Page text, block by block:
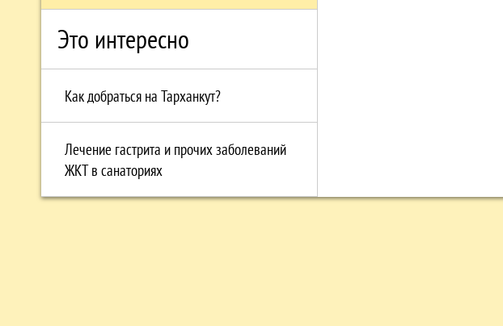
Это интересно
Как добраться на Тарханкут?
Лечение гастрита и прочих заболеваний
ЖКТ в санаториях